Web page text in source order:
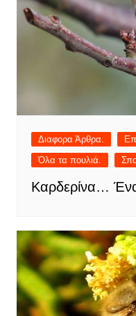
Διαφορα Άρθρα.
Όλα τα πουλιά.
Καρδερίνα…